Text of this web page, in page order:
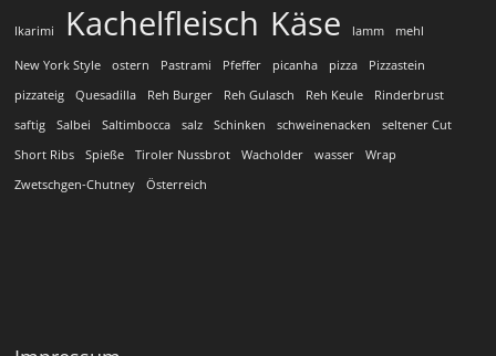
Ikarimi Kachelfleisch Käse lamm mehl
New York Style ostern Pastrami Pfeffer picanha pizza
Pizzastein
pizzateig
Quesadilla Reh Burger Reh Gulasch Reh Keule
Rinderbrust
saftig
Salbei Saltimbocca salz Schinken schweinenacken
seltener Cut
Short Ribs
Spieße Tiroler Nussbrot Wacholder wasser
Wrap
Zwetschgen-Chutney
Österreich